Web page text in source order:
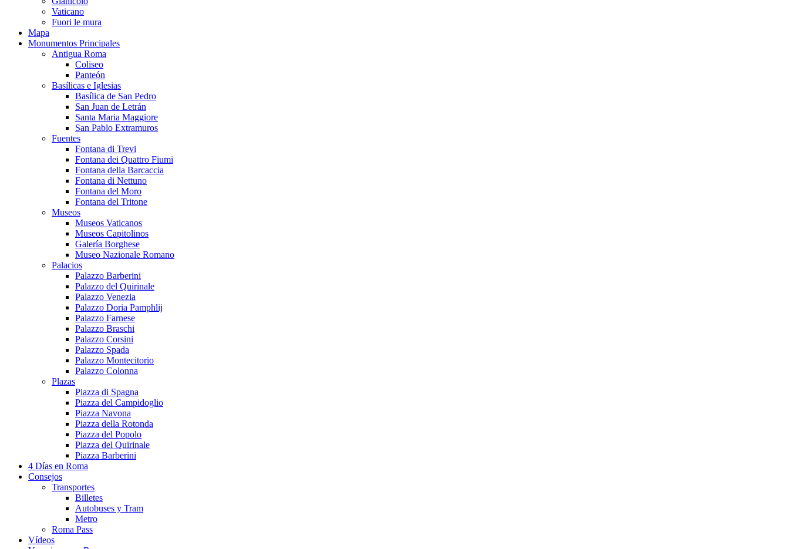
Vaticano
Fuori le mura
Mapa
Monumentos Principales
Antigua Roma
Coliseo
Panteón
Basílicas e Iglesias
Basílica de San Pedro
San Juan de Letrán
Santa Maria Maggiore
San Pablo Extramuros
Fuentes
Fontana di Trevi
Fontana dei Quattro Fiumi
Fontana della Barcaccia
Fontana di Nettuno
Fontana del Moro
Fontana del Tritone
Museos
Museos Vaticanos
Museos Capitolinos
Galería Borghese
Museo Nazionale Romano
Palacios
Palazzo Barberini
Palazzo del Quirinale
Palazzo Venezia
Palazzo Doria Pamphlij
Palazzo Farnese
Palazzo Braschi
Palazzo Corsini
Palazzo Spada
Palazzo Montecitorio
Palazzo Colonna
Plazas
Piazza di Spagna
Piazza del Campidoglio
Piazza Navona
Piazza della Rotonda
Piazza del Popolo
Piazza del Quirinale
Piazza Barberini
4 Días en Roma
Consejos
Transportes
Billetes
Autobuses y Tram
Metro
Roma Pass
Vídeos